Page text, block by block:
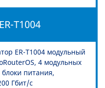
T1004
ER-T1004 модульный
4 модульных
питания,
Гбит/c